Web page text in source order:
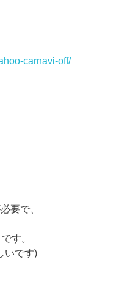
carnavi-off/
要で、
す。
いです)